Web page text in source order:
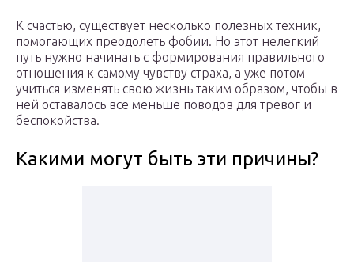
К счастью, существует несколько полезных техник,
помогающих преодолеть фобии. Но этот нелегкий
путь нужно начинать с формирования правильного
отношения к самому чувству страха, а уже потом
учиться изменять свою жизнь таким образом, чтобы в
ней оставалось все меньше поводов для тревог и
беспокойства.
Какими могут быть эти причины?